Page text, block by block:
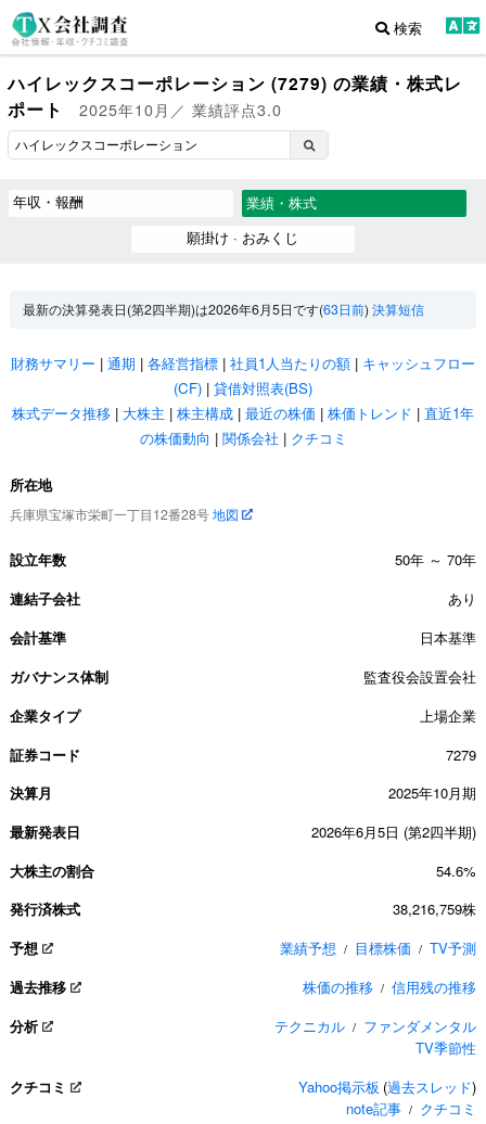
検索
ハイレックスコーポレーション (7279) の業績・株式レ
ポート
2025年10月／ 業績評点3.0
年収・報酬
業績・株式
願掛け · おみくじ
最新の決算発表日(第2四半期)は2026年6月5日です(63日前)決算短信
財務サマリー | 通期 | 各経営指標 | 社員1人当たりの額 | キャッシュフロー
(CF) | 貸借対照表(BS)
株式データ推移 | 大株主 | 株主構成 | 最近の株価 | 株価トレンド | 直近1年
の株価動向 | 関係会社 | クチコミ
所在地
兵庫県宝塚市栄町一丁目12番28号地図
設立年数
50年 ～ 70年
連結子会社
あり
会計基準
日本基準
ガバナンス体制
監査役会設置会社
企業タイプ
上場企業
証券コード
7279
決算月
2025年10月期
最新発表日
2026年6月5日 (第2四半期)
大株主の割合
54.6%
発行済株式
38,216,759株
予想
業績予想 / 目標株価 / TV予測
過去推移
株価の推移 / 信用残の推移
分析
テクニカル / ファンダメンタル
TV季節性
クチコミ
Yahoo掲示板 (過去スレッド)
note記事 / クチコミ